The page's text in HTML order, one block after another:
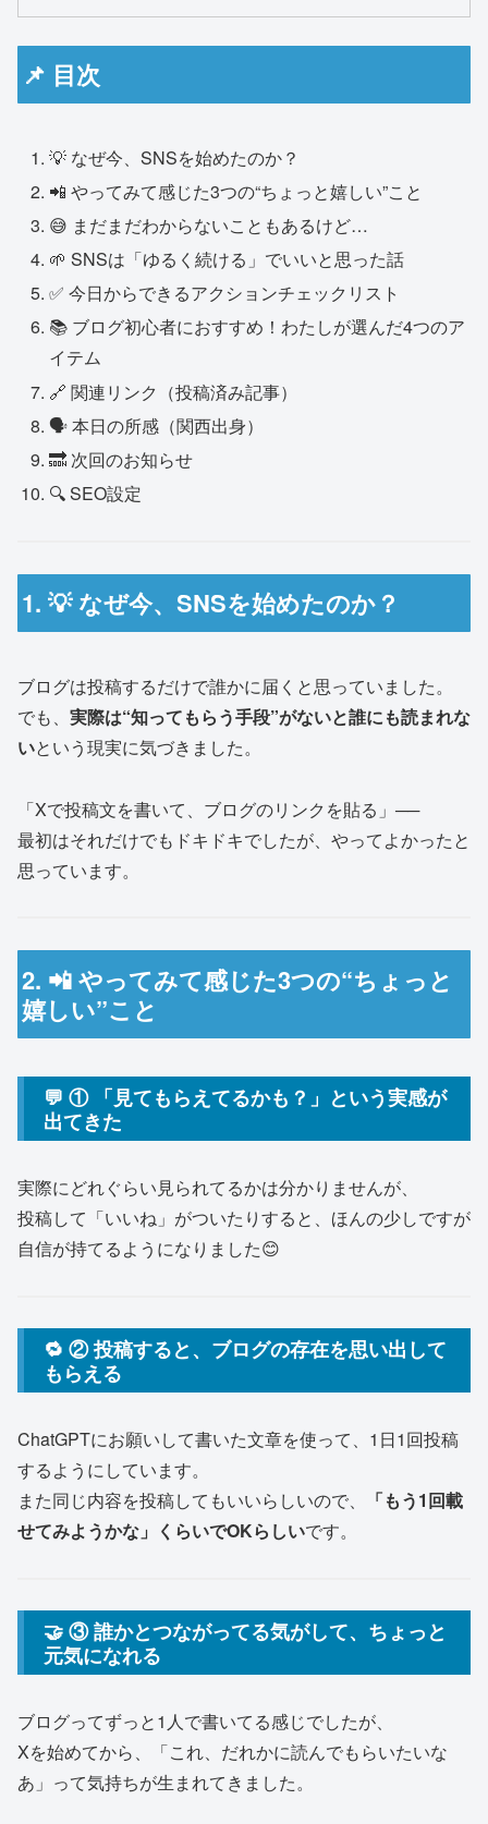
📌 目次
💡 なぜ今、SNSを始めたのか？
📲 やってみて感じた3つの“ちょっと嬉しい”こと
😅 まだまだわからないこともあるけど…
🌱 SNSは「ゆるく続ける」でいいと思った話
✅ 今日からできるアクションチェックリスト
📚 ブログ初心者におすすめ！わたしが選んだ4つのア
イテム
🔗 関連リンク（投稿済み記事）
🗣 本日の所感（関西出身）
🔜 次回のお知らせ
🔍 SEO設定
1. 💡 なぜ今、SNSを始めたのか？
ブログは投稿するだけで誰かに届くと思っていました。
でも、 実際は“知ってもらう手段”がないと誰にも読まれな
いという現実に気づきました。
「Xで投稿文を書いて、ブログのリンクを貼る」──
最初はそれだけでもドキドキでしたが、やってよかったと
思っています。
2. 📲 やってみて感じた3つの“ちょっと
嬉しい”こと
💬 ① 「見てもらえてるかも？」という実感が
出てきた
実際にどれぐらい見られてるかは分かりませんが、
投稿して「いいね」がついたりすると、ほんの少しですが
自信が持てるようになりました😊
🔁 ② 投稿すると、ブログの存在を思い出して
もらえる
ChatGPTにお願いして書いた文章を使って、1日1回投稿
するようにしています。
また同じ内容を投稿してもいいらしいので、
「もう1回載
せてみようかな」くらいでOKらしいです。
🤝 ③ 誰かとつながってる気がして、ちょっと
元気になれる
ブログってずっと1人で書いてる感じでしたが、
Xを始めてから、「これ、だれかに読んでもらいたいな
あ」って気持ちが生まれてきました。